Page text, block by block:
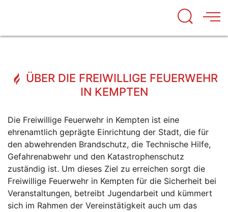
ÜBER DIE FREIWILLIGE FEUERWEHR
IN KEMPTEN
Die Freiwillige Feuerwehr in Kempten ist eine
ehrenamtlich geprägte Einrichtung der Stadt, die für
den abwehrenden Brandschutz, die Technische Hilfe,
Gefahrenabwehr und den Katastrophenschutz
zuständig ist. Um dieses Ziel zu erreichen sorgt die
Freiwillige Feuerwehr in Kempten für die Sicherheit bei
Veranstaltungen, betreibt Jugendarbeit und kümmert
sich im Rahmen der Vereinstätigkeit auch um das